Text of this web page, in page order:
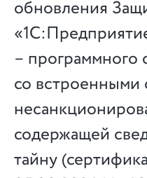
обновления
– программного
со встроенными
содержащей
тайну